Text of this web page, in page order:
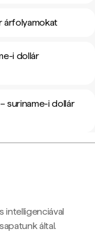
árfolyamokat
i dollár
suriname-i dollár
intelligenciával
által.